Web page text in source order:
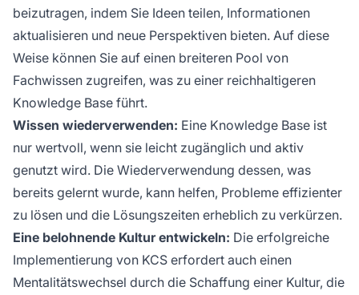
beizutragen, indem Sie Ideen teilen, Informationen
aktualisieren und neue Perspektiven bieten. Auf diese
Weise können Sie auf einen breiteren Pool von
Fachwissen zugreifen, was zu einer reichhaltigeren
Knowledge Base führt.
Wissen wiederverwenden: Eine Knowledge Base ist
nur wertvoll, wenn sie leicht zugänglich und aktiv
genutzt wird. Die Wiederverwendung dessen, was
bereits gelernt wurde, kann helfen, Probleme effizienter
zu lösen und die Lösungszeiten erheblich zu verkürzen.
Eine belohnende Kultur entwickeln: Die erfolgreiche
Implementierung von KCS erfordert auch einen
Mentalitätswechsel durch die Schaffung einer Kultur, die